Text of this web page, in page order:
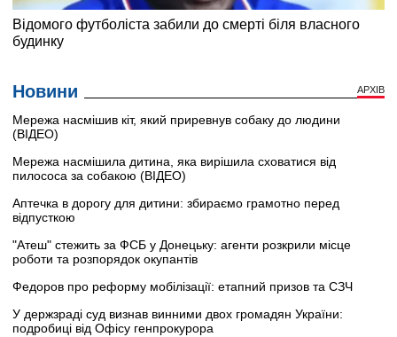
Новини АРХІВ
Мережа насмішив кіт, який приревнув собаку до людини
(ВІДЕО)
Мережа насмішила дитина, яка вирішила сховатися від
пилососа за собакою (ВІДЕО)
Аптечка в дорогу для дитини: збираємо грамотно перед
відпусткою
"Атеш" стежить за ФСБ у Донецьку: агенти розкрили місце
роботи та розпорядок окупантів
Федоров про реформу мобілізації: етапний призов та СЗЧ
У держзраді суд визнав винними двох громадян України:
подробиці від Офісу генпрокурора